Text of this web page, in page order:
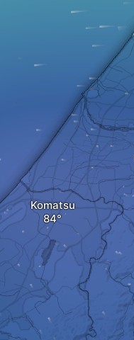
Komatsu